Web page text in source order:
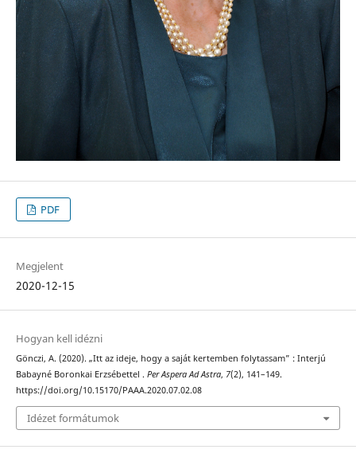
PDF
Megjelent
2020-12-15
Hogyan kell idézni
Gönczi, A. (2020). „Itt az ideje, hogy a saját kertemben folytassam” : Interjú
Babayné Boronkai Erzsébettel . Per Aspera Ad Astra, 7(2), 141–149.
https://doi.org/10.15170/PAAA.2020.07.02.08
Idézet formátumok